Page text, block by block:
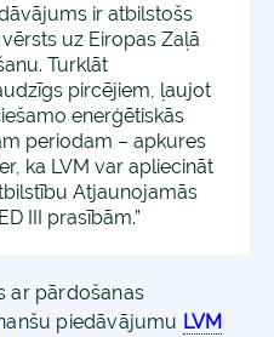
ir atbilstošs
uz Eiropas Zaļā
Turklāt
pircējiem, ļaujot
enerģētiskās
periodam – apkures
ka LVM var apliecināt
Atjaunojamās
III prasībām.”
ar pārdošanas
piedāvājumu LVM